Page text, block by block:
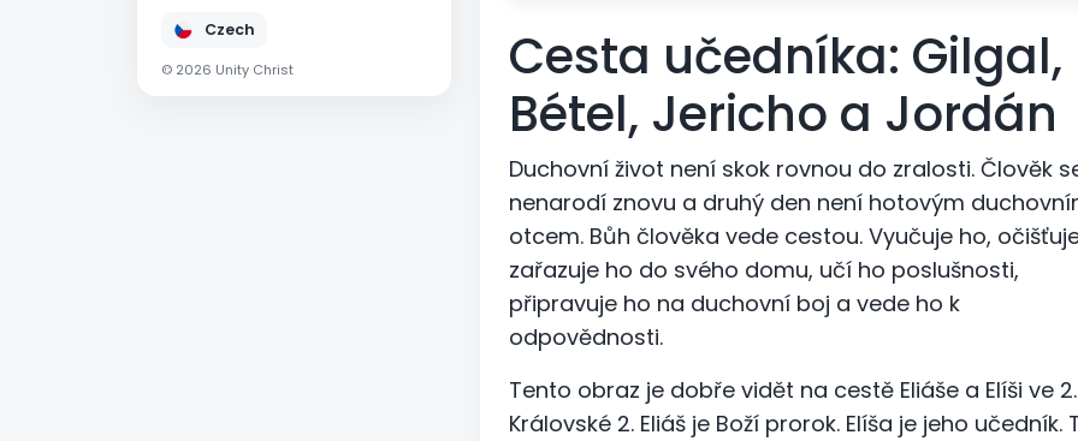
Czech
© 2026 Unity Christ
Cesta učedníka: Gilgal,
Bétel, Jericho a Jordán
Duchovní život není skok rovnou do zralosti. Člověk
nenarodí znovu a druhý den není hotovým
otcem. Bůh člověka vede cestou. Vyučuje ho,
zařazuje ho do svého domu, učí ho poslušnosti,
připravuje ho na duchovní boj a vede ho k
odpovědnosti.
Tento obraz je dobře vidět na cestě Eliáše a Elíši ve 2.
Královské 2. Eliáš je Boží prorok. Elíša je jeho učedník.